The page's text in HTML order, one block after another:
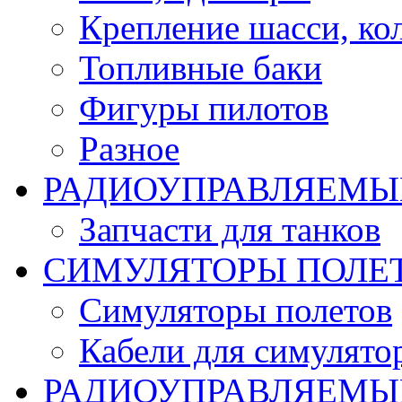
Крепление шасси,
Топливные баки
Фигуры пилотов
Разное
Запчасти для танков
СИМУЛЯТОРЫ
Симуляторы полетов
Кабели для